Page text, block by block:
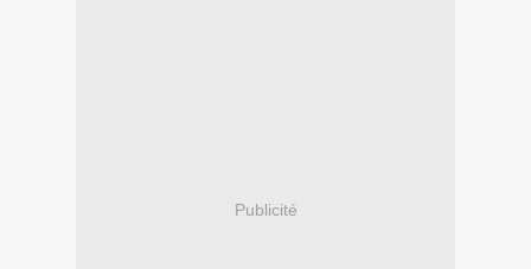
Publicité